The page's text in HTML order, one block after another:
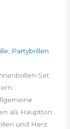
Partybrillen
Set
als Hauptton...
und Herz